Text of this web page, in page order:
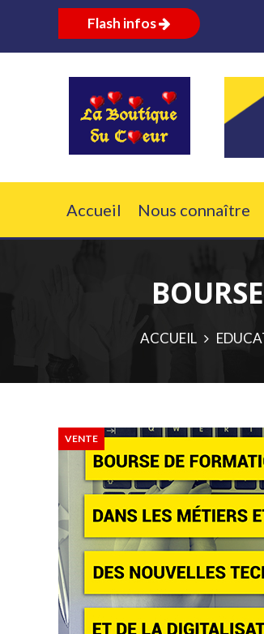
Flash infos
Accueil Nous connaître
ACCUEIL
VENTE